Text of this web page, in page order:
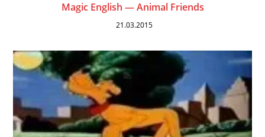
Magic English — Animal Friends
21.03.2015